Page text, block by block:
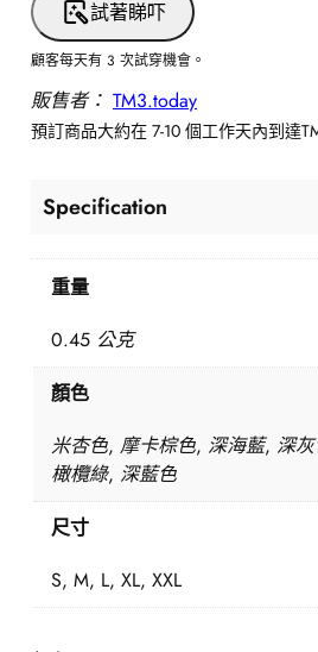
試著睇吓
顧客每天有 3 次試穿機會。
販售者： TM3.today
預訂商品大約在 7-10 個工作天內到達
Specification
重量
0.45 公克
顏色
米杏色, 摩卡棕色, 深海藍, 深
橄欖綠, 深藍色
尺寸
S, M, L, XL, XXL